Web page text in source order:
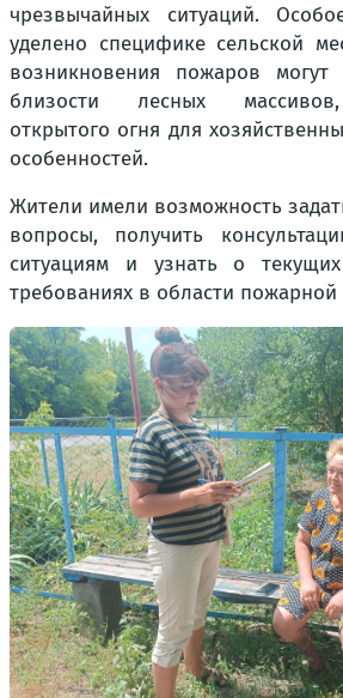
чрезвычайных ситуаций.
уделено специфике сельской
возникновения пожаров
близости лесных
открытого огня для
особенностей.
Жители имели возможность
вопросы, получить
ситуациям и узнать о текущих
требованиях в области пожарной